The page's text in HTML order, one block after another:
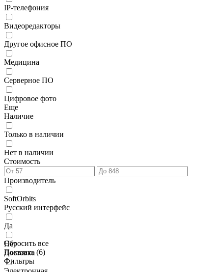
IP-телефония
Видеоредакторы
Другое офисное ПО
Медицина
Серверное ПО
Цифровое фото
Еще
Наличие
Только в наличии
Нет в наличии
Стоимость
Производитель
SoftOrbits
Русский интерфейс
Да
Нет
Доставка
Сбросить все
Показать (6)
Фильтры